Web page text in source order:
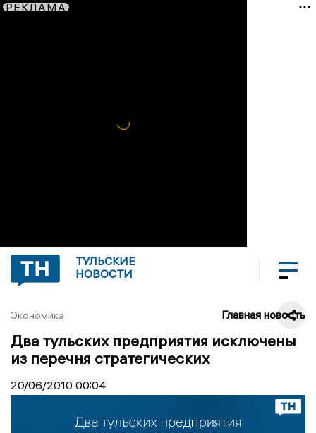
РЕКЛАМА
ТУЛЬСКИЕ
НОВОСТИ
Экономика Главная новость
Два тульских предприятия исключены
из перечня стратегических
20/06/2010 00:04